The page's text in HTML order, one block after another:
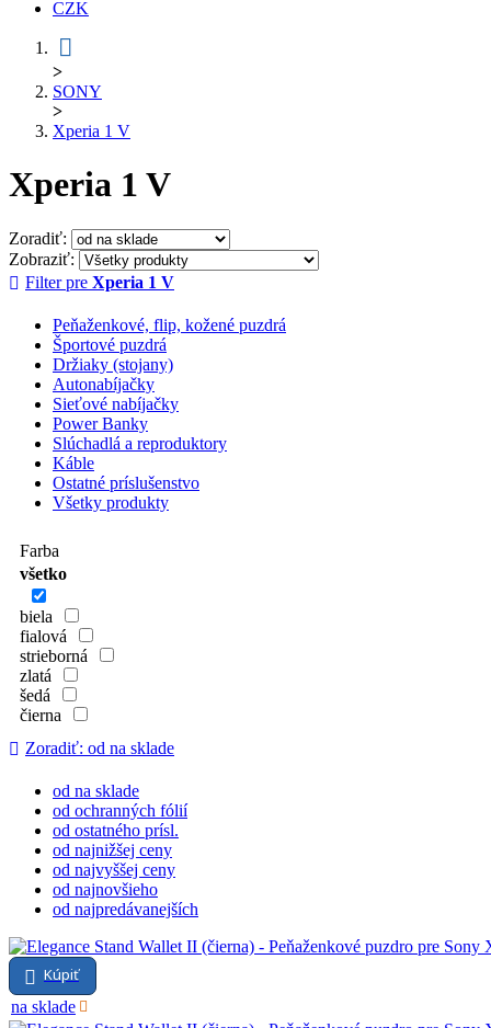
CZK
>
SONY
>
Xperia 1 V
Xperia 1 V
Zoradiť:
Zobraziť:
Filter pre Xperia 1 V
Peňaženkové, flip, kožené puzdrá
Športové puzdrá
Držiaky (stojany)
Autonabíjačky
Sieťové nabíjačky
Power Banky
Slúchadlá a reproduktory
Káble
Ostatné príslušenstvo
Všetky produkty
Farba
všetko
biela
fialová
strieborná
zlatá
šedá
čierna
Zoradiť: od na sklade
od na sklade
od ochranných fólií
od ostatného prísl.
od najnižšej ceny
od najvyššej ceny
od najnovšieho
od najpredávanejších
Kúpiť
na sklade